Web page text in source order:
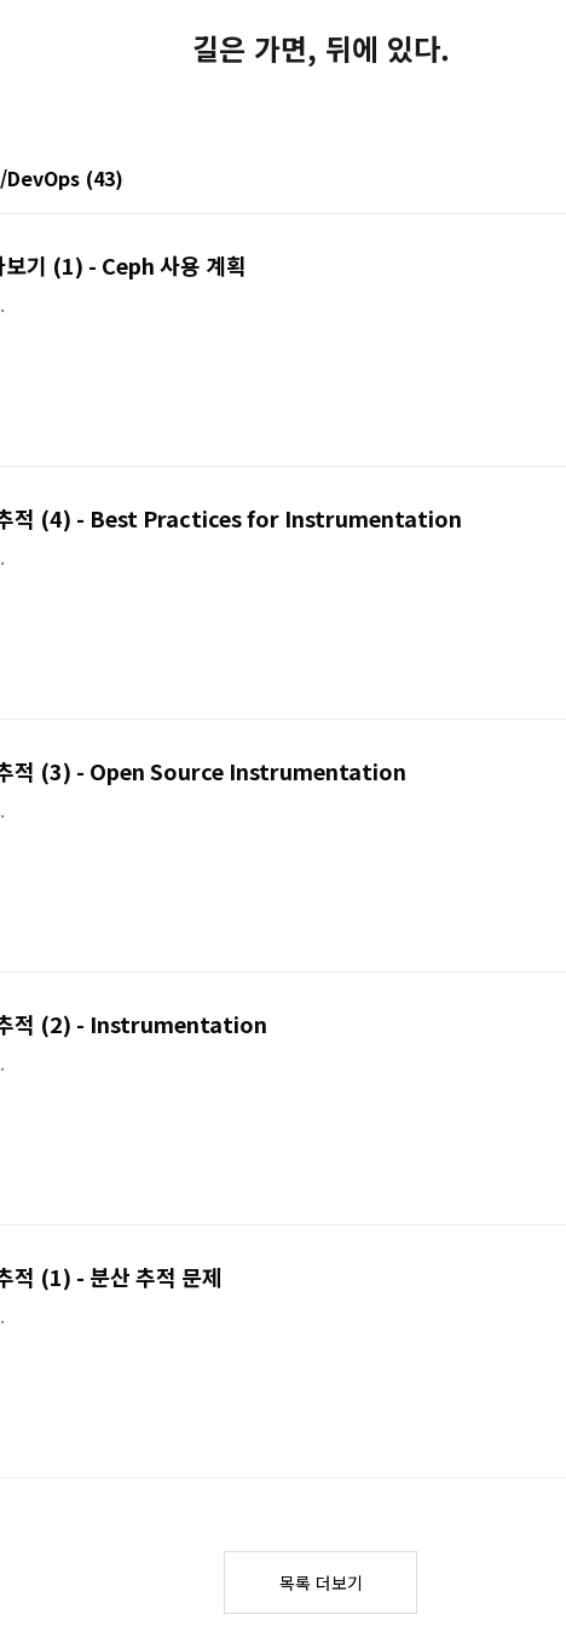
길은 가면, 뒤에 있다.
DevOps (43)
기 (1) - Ceph 사용 계획
적 (4) - Best Practices for Instrumentation
적 (3) - Open Source Instrumentation
적 (2) - Instrumentation
(1) - 분산 추적 문제
목록 더보기